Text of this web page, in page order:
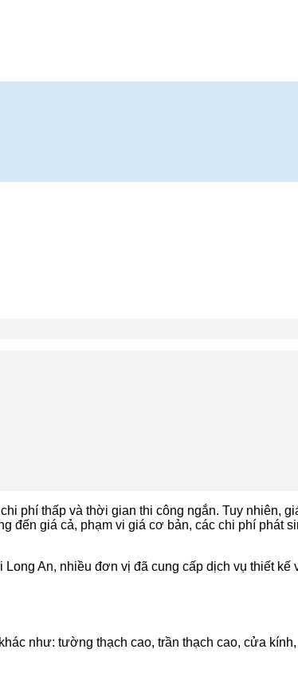
phí thấp và thời gian thi công ngắn. Tuy nhiên,
đến giá cả, phạm vi giá cơ bản, các chi phí phát
An, nhiều đơn vị đã cung cấp dịch vụ thiết kế
như: tường thạch cao, trần thạch cao, cửa